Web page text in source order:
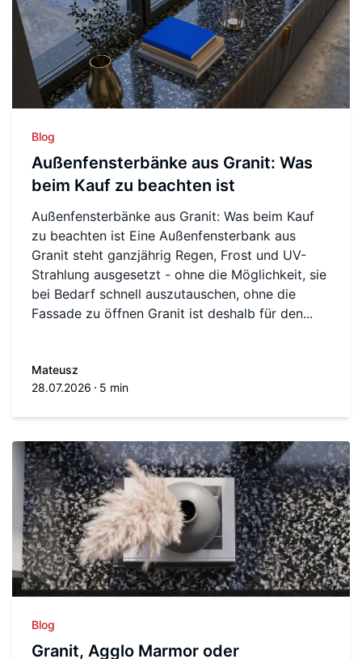
Blog
Außenfensterbänke aus Granit: Was
beim Kauf zu beachten ist
Außenfensterbänke aus Granit: Was beim Kauf
zu beachten ist Eine Außenfensterbank aus
Granit steht ganzjährig Regen, Frost und UV-
Strahlung ausgesetzt - ohne die Möglichkeit, sie
bei Bedarf schnell auszutauschen, ohne die
Fassade zu öffnen Granit ist deshalb für den...
Mateusz
28.07.2026
5 min
Blog
Granit, Agglo Marmor oder